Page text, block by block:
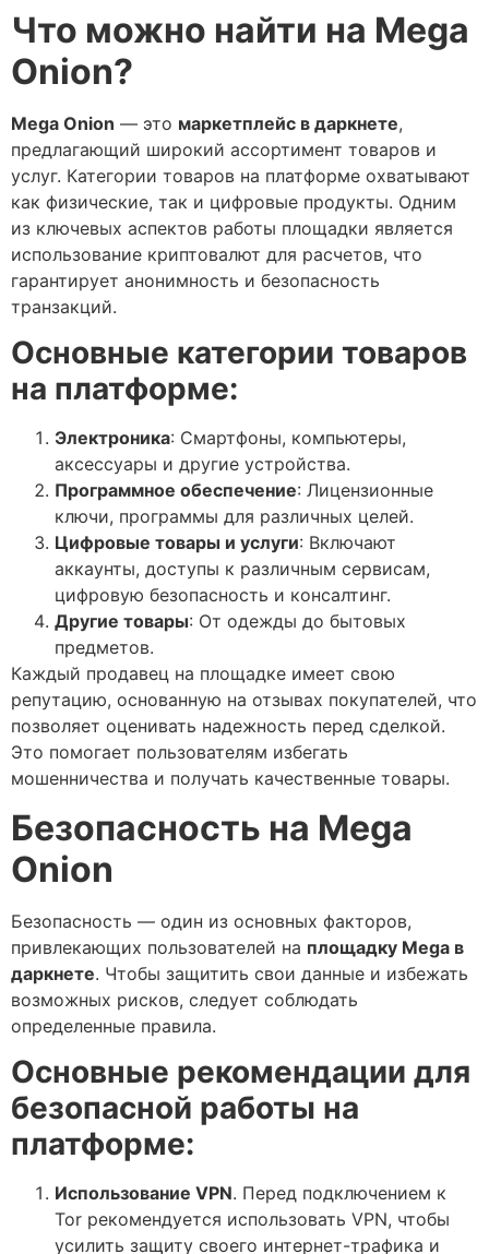
Что можно найти на Mega
Onion?
Mega Onion — это маркетплейс в даркнете,
предлагающий широкий ассортимент товаров и
услуг. Категории товаров на платформе охватывают
как физические, так и цифровые продукты. Одним
из ключевых аспектов работы площадки является
использование криптовалют для расчетов, что
гарантирует анонимность и безопасность
транзакций.
Основные категории товаров
на платформе:
Электроника: Смартфоны, компьютеры,
аксессуары и другие устройства.
Программное обеспечение: Лицензионные
ключи, программы для различных целей.
Цифровые товары и услуги: Включают
аккаунты, доступы к различным сервисам,
цифровую безопасность и консалтинг.
Другие товары: От одежды до бытовых
предметов.
Каждый продавец на площадке имеет свою
репутацию, основанную на отзывах покупателей, что
позволяет оценивать надежность перед сделкой.
Это помогает пользователям избегать
мошенничества и получать качественные товары.
Безопасность на Mega
Onion
Безопасность — один из основных факторов,
привлекающих пользователей на площадку Mega в
даркнете. Чтобы защитить свои данные и избежать
возможных рисков, следует соблюдать
определенные правила.
Основные рекомендации для
безопасной работы на
платформе:
Использование VPN. Перед подключением к
Tor рекомендуется использовать VPN, чтобы
усилить защиту своего интернет-трафика и